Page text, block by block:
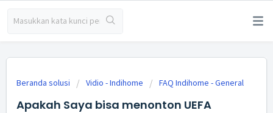
Beranda solusi Vidio - Indihome FAQ Indihome - General
Apakah Saya bisa menonton UEFA